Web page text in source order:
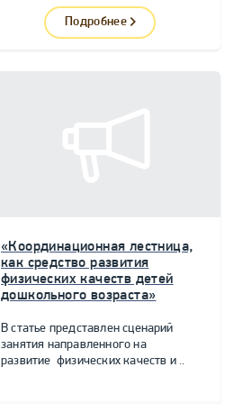
Подробнее
«Координационная лестница,
как средство развития
физических качеств детей
дошкольного возраста»
В статье представлен сценарий
занятия направленного на
развитие физических качеств и ..